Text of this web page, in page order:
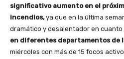
significativo aumento en el
incendios,ya que en la última
dramático y desalentador en cuanto
en diferentes departamentos de
miércoles con más de 15 focos